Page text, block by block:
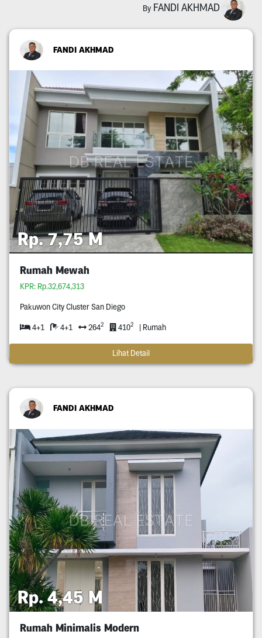
By FANDI AKHMAD
FANDI AKHMAD
Rp. 7,75 M
Rumah Mewah
KPR: Rp.32,674,313
Pakuwon City Cluster San Diego
4+1 4+1 2642 4102 | Rumah
Lihat Detail
FANDI AKHMAD
Rp. 4,45 M
Rumah Minimalis Modern